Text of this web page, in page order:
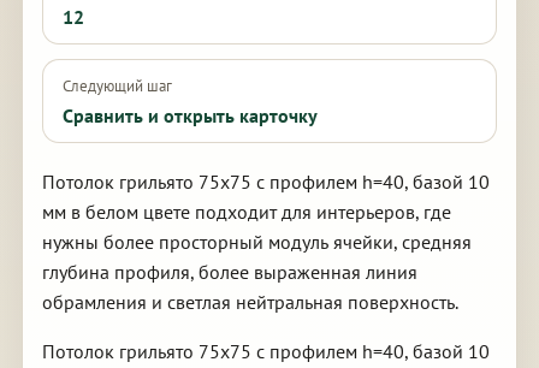
12
Следующий шаг
Сравнить и открыть карточку
Потолок грильято 75х75 с профилем h=40, базой 10
мм в белом цвете подходит для интерьеров, где
нужны более просторный модуль ячейки, средняя
глубина профиля, более выраженная линия
обрамления и светлая нейтральная поверхность.
Потолок грильято 75х75 с профилем h=40, базой 10